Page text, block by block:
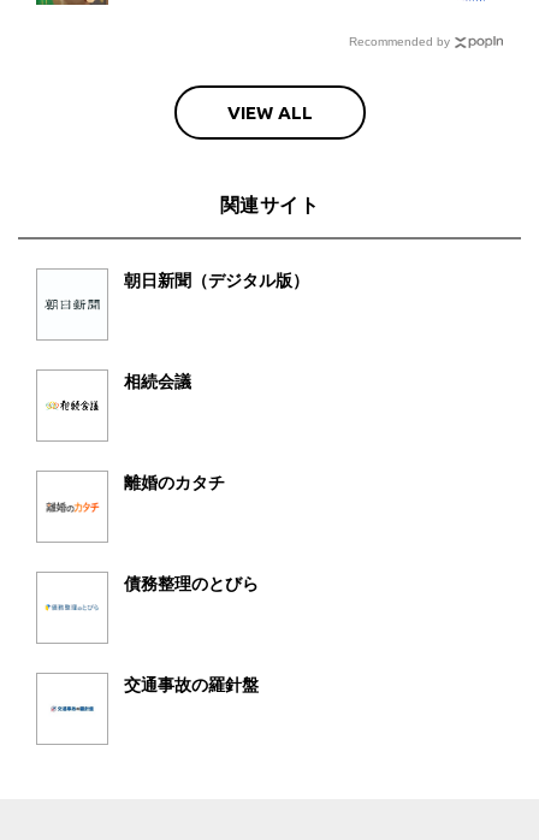
Recommended by
VIEW ALL
関連サイト
朝日新聞（デジタル版）
相続会議
離婚のカタチ
債務整理のとびら
交通事故の羅針盤